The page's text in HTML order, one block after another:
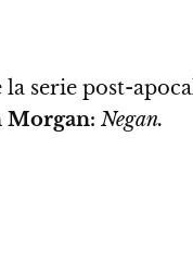
la serie post-
Morgan: Negan.